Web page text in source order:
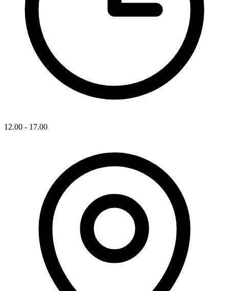
12.00 - 17.00